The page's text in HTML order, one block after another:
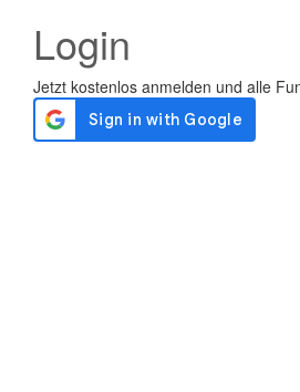
Login